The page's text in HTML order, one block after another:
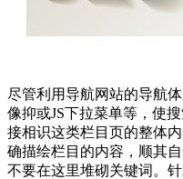
尽管利用导航网站的导航
像抑或JS下拉菜单等，使
接相识这类栏目页的整体
确描绘栏目的内容，顺其
不要在这里堆砌关键词。